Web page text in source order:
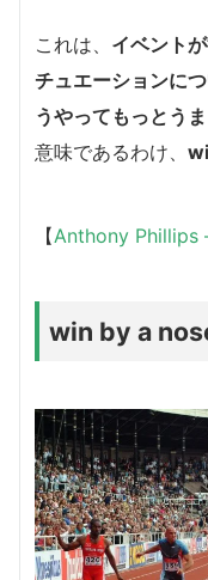
これは、 イベント
チュエーションに
うやってもっとう
意味であるわけ、
【Anthony Phillips
win by a